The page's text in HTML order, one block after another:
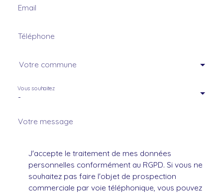
Email
Téléphone
Votre commune
-
Vous souhaitez
Votre message
J'accepte le traitement de mes données
personnelles conformément au RGPD. Si vous ne
souhaitez pas faire l'objet de prospection
commerciale par voie téléphonique, vous pouvez